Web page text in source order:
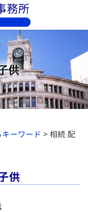
供
ーワード > 相続 配
供